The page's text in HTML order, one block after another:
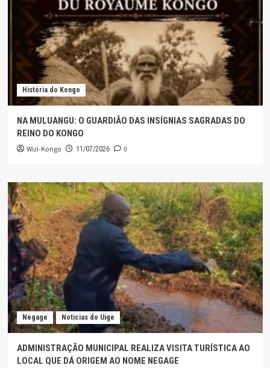
História do Kongo
NA MULUANGU: O GUARDIÃO DAS INSÍGNIAS SAGRADAS DO
REINO DO KONGO
Wizi-Kongo 11/07/2026 0
Negage Noticias do Uige
ADMINISTRAÇÃO MUNICIPAL REALIZA VISITA TURÍSTICA AO
LOCAL QUE DÁ ORIGEM AO NOME NEGAGE